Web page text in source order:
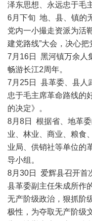
泽东思想、永远忠于毛
6月下旬 地、县、镇的
党内一小撮走资派为活
建党路线”大会，决心把
7月16日 黑河镇万余人
畅游长江2周年。
7月25日 县革委、县人
忠于毛主席革命路线的
的决定》。
8月8日 根据省、地革
业、林业、商业、粮食
业局、供销社等单位的
导小组。
8月30日 爱辉县召开首
县革委副主任朱成所作
无产阶级政治，狠抓阶
极性，为夺取无产阶级